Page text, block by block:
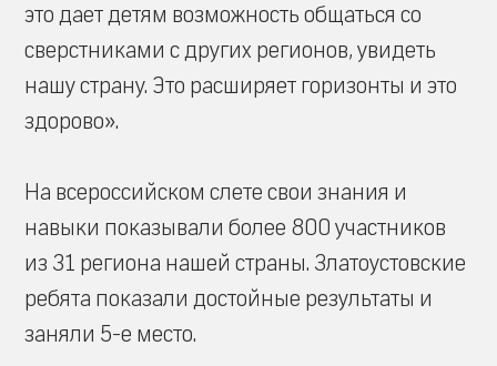
это дает детям возможность общаться со
сверстниками с других регионов, увидеть
нашу страну. Это расширяет горизонты и это
здорово».
На всероссийском слете свои знания и
навыки показывали более 800 участников
из 31 региона нашей страны. Златоустовские
ребята показали достойные результаты и
заняли 5-е место.